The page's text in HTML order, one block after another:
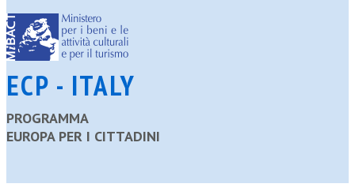
ECP - ITALY
PROGRAMMA
EUROPA PER I CITTADINI